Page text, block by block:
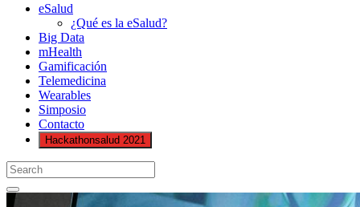
eSalud
¿Qué es la eSalud?
Big Data
mHealth
Gamificación
Telemedicina
Wearables
Simposio
Contacto
Hackathonsalud 2021